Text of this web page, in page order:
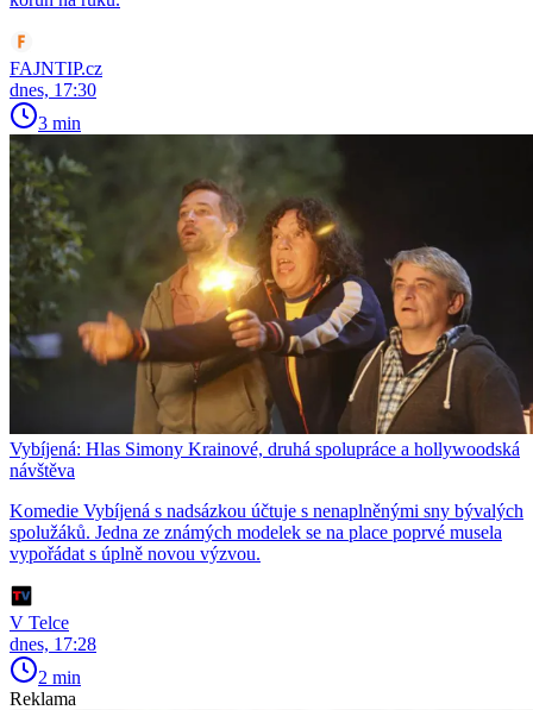
FAJNTIP.cz
dnes, 17:30
3 min
Vybíjená: Hlas Simony Krainové, druhá spolupráce a hollywoodská
návštěva
Komedie Vybíjená s nadsázkou účtuje s nenaplněnými sny bývalých
spolužáků. Jedna ze známých modelek se na place poprvé musela
vypořádat s úplně novou výzvou.
V Telce
dnes, 17:28
2 min
Reklama